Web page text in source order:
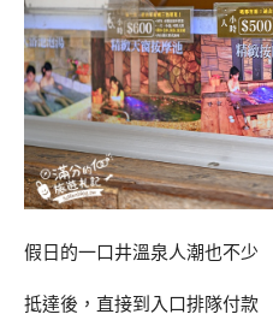
假日的一口井溫泉人潮也不少
抵達後，直接到入口排隊付款